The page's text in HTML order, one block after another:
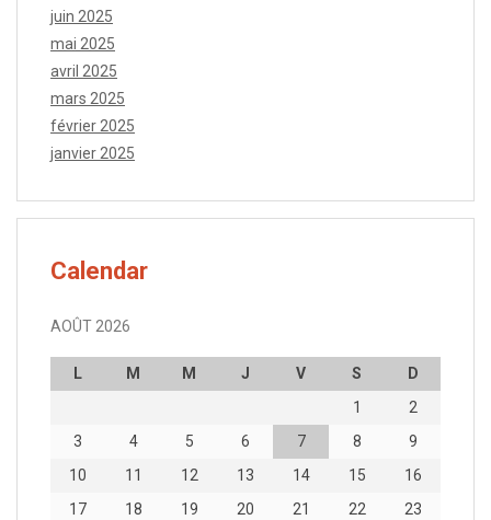
juin 2025
mai 2025
avril 2025
mars 2025
février 2025
janvier 2025
Calendar
AOÛT 2026
L M M J V S
D
1
2
3
4 5 6 7 8
9
10
11 12 13 14 15
16
17
18 19 20 21 22
23